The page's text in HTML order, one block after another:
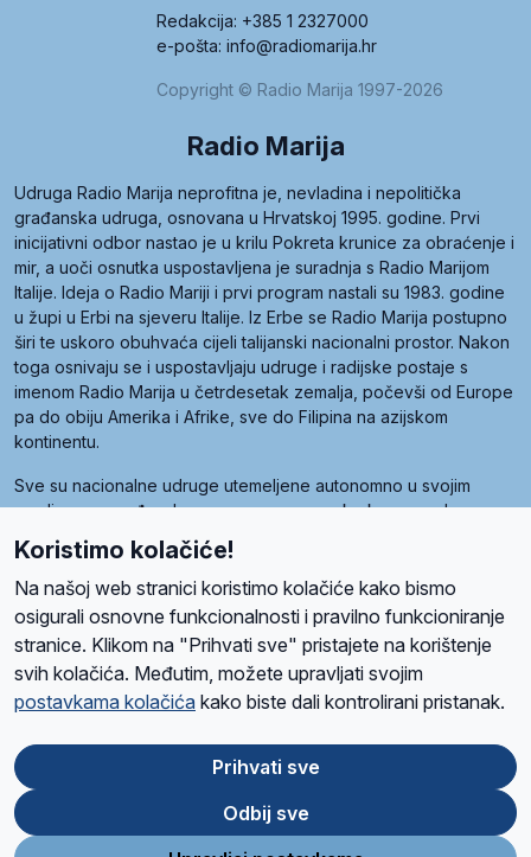
Redakcija: +385 1 2327000
e-pošta: info@radiomarija.hr
Copyright © Radio Marija 1997-2026
Radio Marija
Udruga Radio Marija neprofitna je, nevladina i nepolitička
građanska udruga, osnovana u Hrvatskoj 1995. godine. Prvi
inicijativni odbor nastao je u krilu Pokreta krunice za obraćenje i
mir, a uoči osnutka uspostavljena je suradnja s Radio Marijom
Italije. Ideja o Radio Mariji i prvi program nastali su 1983. godine
u župi u Erbi na sjeveru Italije. Iz Erbe se Radio Marija postupno
širi te uskoro obuhvaća cijeli talijanski nacionalni prostor. Nakon
toga osnivaju se i uspostavljaju udruge i radijske postaje s
imenom Radio Marija u četrdesetak zemalja, počevši od Europe
pa do obiju Amerika i Afrike, sve do Filipina na azijskom
kontinentu.
Sve su nacionalne udruge utemeljene autonomno u svojim
zemljama, a međusobna su povezane preko krovne udruge
pod nazivom Svjetska obitelj Radio Marije (World Family of
Radio Maria). Svjetsku obitelj utemeljilo je sedam članica, među
kojima je i hrvatska Udruga Radio Marija.
O namaRadio ProgramVolonteriPrijateljiKontaktPravila privatnosti
Ova stranica je zaštićena Google reCAPTCHA sustavom
Store
Google
Play
Koristimo kolačiće!
Na našoj web stranici koristimo kolačiće kako bismo
osigurali osnovne funkcionalnosti i pravilno funkcioniranje
stranice. Klikom na "Prihvati sve" pristajete na korištenje
svih kolačića. Međutim, možete upravljati svojim
postavkama kolačića kako biste dali kontrolirani pristanak.
Prihvati sve
Odbij sve